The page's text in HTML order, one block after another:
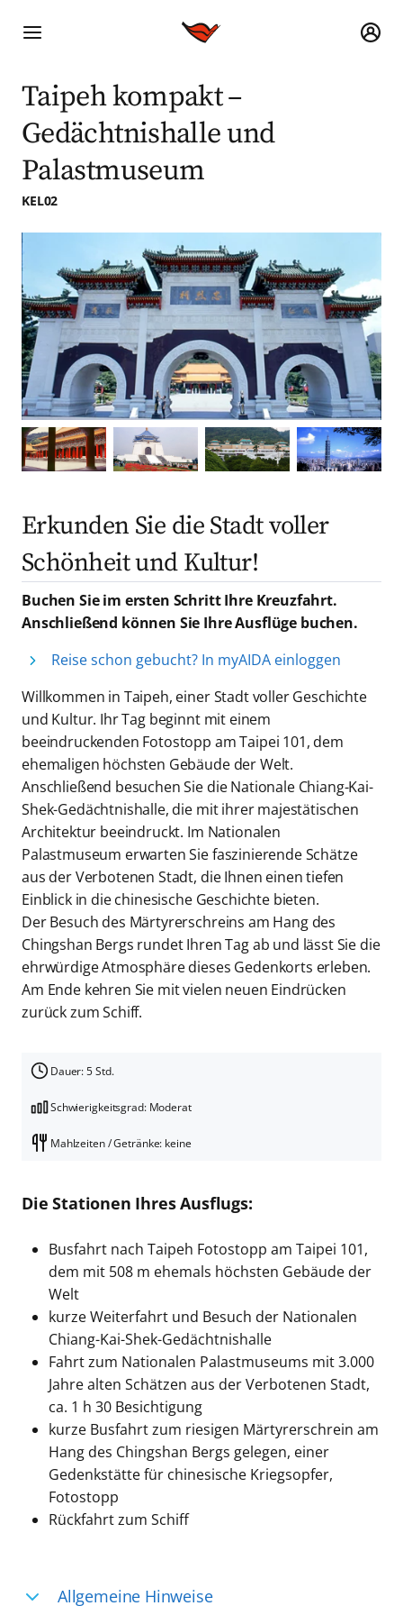
Taipeh kompakt –
Gedächtnishalle und
Palastmuseum
KEL02
Erkunden Sie die Stadt voller
Schönheit und Kultur!
Buchen Sie im ersten Schritt Ihre Kreuzfahrt.
Anschließend können Sie Ihre Ausflüge buchen.
Reise schon gebucht? In myAIDA einloggen
Willkommen in Taipeh, einer Stadt voller Geschichte
und Kultur. Ihr Tag beginnt mit einem
beeindruckenden Fotostopp am Taipei 101, dem
ehemaligen höchsten Gebäude der Welt.
Anschließend besuchen Sie die Nationale Chiang-Kai-
Shek-Gedächtnishalle, die mit ihrer majestätischen
Architektur beeindruckt. Im Nationalen
Palastmuseum erwarten Sie faszinierende Schätze
aus der Verbotenen Stadt, die Ihnen einen tiefen
Einblick in die chinesische Geschichte bieten.
Der Besuch des Märtyrerschreins am Hang des
Chingshan Bergs rundet Ihren Tag ab und lässt Sie die
ehrwürdige Atmosphäre dieses Gedenkorts erleben.
Am Ende kehren Sie mit vielen neuen Eindrücken
zurück zum Schiff.
Dauer: 5 Std.
Schwierigkeitsgrad: Moderat
Mahlzeiten / Getränke: keine
Die Stationen Ihres Ausflugs:
Busfahrt nach Taipeh Fotostopp am Taipei 101,
dem mit 508 m ehemals höchsten Gebäude der
Welt
kurze Weiterfahrt und Besuch der Nationalen
Chiang-Kai-Shek-Gedächtnishalle
Fahrt zum Nationalen Palastmuseums mit 3.000
Jahre alten Schätzen aus der Verbotenen Stadt,
ca. 1 h 30 Besichtigung
kurze Busfahrt zum riesigen Märtyrerschrein am
Hang des Chingshan Bergs gelegen, einer
Gedenkstätte für chinesische Kriegsopfer,
Fotostopp
Rückfahrt zum Schiff
Allgemeine Hinweise